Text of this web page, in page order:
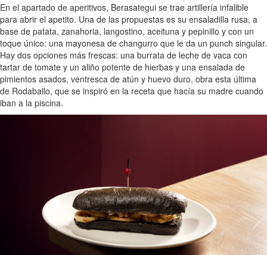
En el apartado de aperitivos, Berasategui se trae artillería infalible
para abrir el apetito. Una de las propuestas es su ensaladilla rusa, a
base de patata, zanahoria, langostino, aceituna y pepinillo y con un
toque único: una mayonesa de changurro que le da un punch singular.
Hay dos opciones más frescas: una burrata de leche de vaca con
tartar de tomate y un aliño potente de hierbas y una ensalada de
pimientos asados, ventresca de atún y huevo duro, obra esta última
de Rodaballo, que se inspiró en la receta que hacía su madre cuando
iban a la piscina.